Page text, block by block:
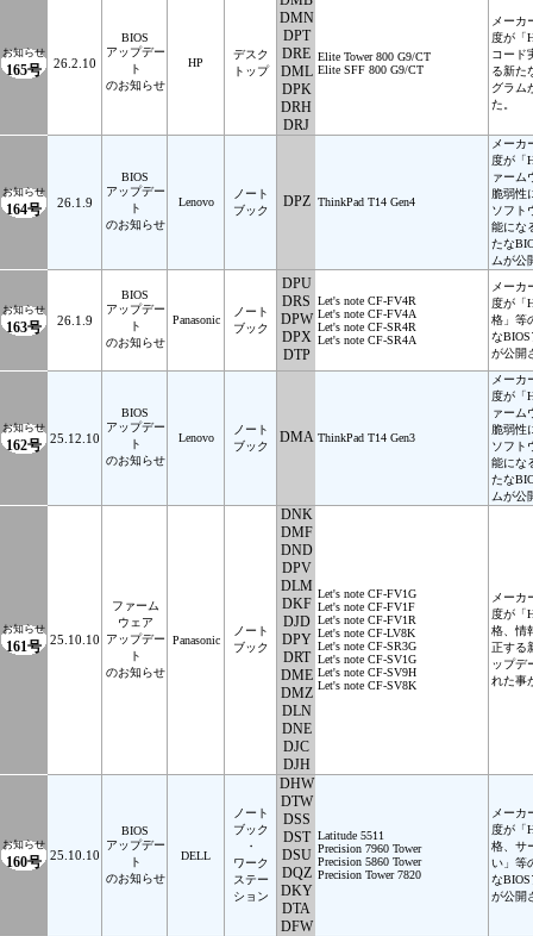
お知らせ
165号 26.2.10
BIOS
アップデー
ト
のお知らせ
HP
デスク
トップ
DMN
DPT
DRE
DML
DPK
DRH
DRJ
Elite Tower 800 G9/CT
Elite SFF 800 G9/CT
メーカ
度が「
コード
る新た
グラム
た。
お知らせ
164号 26.1.9
BIOS
アップデー
ト
のお知らせ
Lenovo
ノート
ブック
DPZ ThinkPad T14 Gen4
メーカ
度が「
ァーム
脆弱性
ソフト
能にな
たな
ムが公
お知らせ
163号 26.1.9
BIOS
アップデー
ト
のお知らせ
Panasonic
ノート
ブック
DPU
DRS
DPW
DPX
DTP
Let's note CF-FV4R
Let's note CF-FV4A
Let's note CF-SR4R
Let's note CF-SR4A
メーカ
度が「
格」等
な
が公開
お知らせ
162号 25.12.10
BIOS
アップデー
ト
のお知らせ
Lenovo
ノート
ブック
DMA ThinkPad T14 Gen3
メーカ
度が「
ァーム
脆弱性
ソフト
能にな
たな
ムが公
お知らせ
161号 25.10.10
ファーム
ウェア
アップデー
ト
のお知らせ
Panasonic
ノート
ブック
DNK
DMF
DND
DPV
DLM
DKF
DJD
DPY
DRT
DME
DMZ
DLN
DNE
DJC
DJH
Let's note CF-FV1G
Let's note CF-FV1F
Let's note CF-FV1R
Let's note CF-LV8K
Let's note CF-SR3G
Let's note CF-SV1G
Let's note CF-SV9H
Let's note CF-SV8K
メーカ
度が「
格、情
正する
ップデ
れた事
お知らせ
160号 25.10.10
BIOS
アップデー
ト
のお知らせ
DELL
ノート
ブック
・
ワーク
ステー
ション
DHW
DTW
DSS
DST
DSU
DQZ
DKY
DTA
DFW
Latitude 5511
Precision 7960 Tower
Precision 5860 Tower
Precision Tower 7820
メーカ
度が「
格、サ
い」等
な
が公開